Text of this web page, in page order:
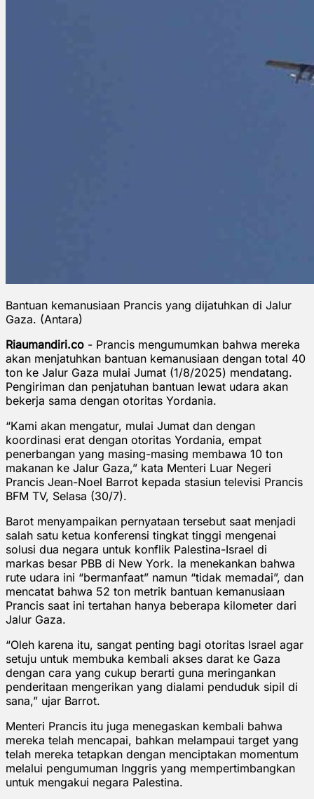
Bantuan kemanusiaan Prancis yang dijatuhkan di Jalur
Gaza. (Antara)
Riaumandiri.co - Prancis mengumumkan bahwa mereka
akan menjatuhkan bantuan kemanusiaan dengan total 40
ton ke Jalur Gaza mulai Jumat (1/8/2025) mendatang.
Pengiriman dan penjatuhan bantuan lewat udara akan
bekerja sama dengan otoritas Yordania.
“Kami akan mengatur, mulai Jumat dan dengan
koordinasi erat dengan otoritas Yordania, empat
penerbangan yang masing-masing membawa 10 ton
makanan ke Jalur Gaza,” kata Menteri Luar Negeri
Prancis Jean-Noel Barrot kepada stasiun televisi Prancis
BFM TV, Selasa (30/7).
Barot menyampaikan pernyataan tersebut saat menjadi
salah satu ketua konferensi tingkat tinggi mengenai
solusi dua negara untuk konflik Palestina-Israel di
markas besar PBB di New York. Ia menekankan bahwa
rute udara ini “bermanfaat” namun “tidak memadai”, dan
mencatat bahwa 52 ton metrik bantuan kemanusiaan
Prancis saat ini tertahan hanya beberapa kilometer dari
Jalur Gaza.
“Oleh karena itu, sangat penting bagi otoritas Israel agar
setuju untuk membuka kembali akses darat ke Gaza
dengan cara yang cukup berarti guna meringankan
penderitaan mengerikan yang dialami penduduk sipil di
sana,” ujar Barrot.
Menteri Prancis itu juga menegaskan kembali bahwa
mereka telah mencapai, bahkan melampaui target yang
telah mereka tetapkan dengan menciptakan momentum
melalui pengumuman Inggris yang mempertimbangkan
untuk mengakui negara Palestina.